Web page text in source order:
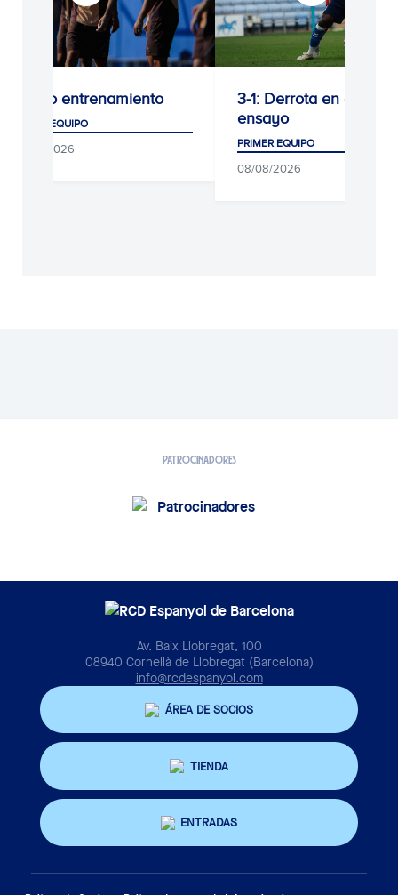
Último entrenamiento
PRIMER EQUIPO
09/08/2026
3-1: Derrota en el
ensayo
PRIMER EQUIPO
08/08/2026
PATROCINADORES
Av. Baix Llobregat, 100
08940 Cornellà de Llobregat (Barcelona)
info@rcdespanyol.com
ÁREA DE SOCIOS
TIENDA
ENTRADAS